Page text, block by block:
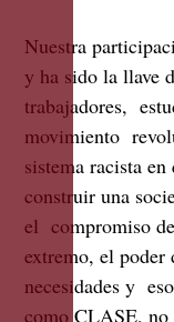
Nuestra
y ha sido la llave
trabajadores,
movimiento
sistema racista
construir una
el compromiso
extremo, el poder
necesidades y
como CLASE,